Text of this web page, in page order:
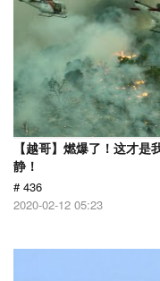
【越哥】燃爆了！这才
静！
# 436
2020-02-12 05:23